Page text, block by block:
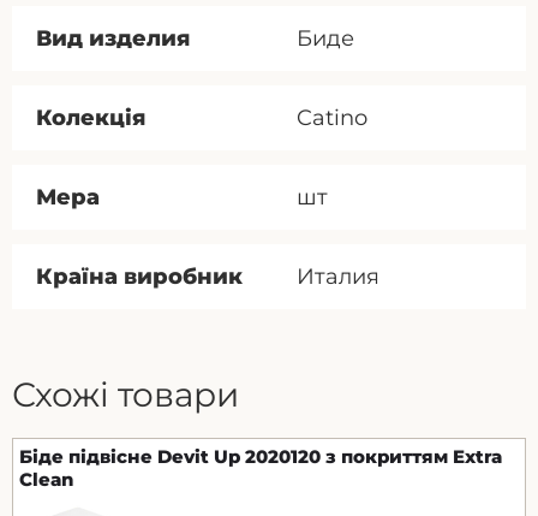
Вид изделия Биде
Колекція Catino
Мера шт
Країна виробник Италия
Схожі товари
Біде підвісне Devit Up 2020120 з покриттям Extra
Clean